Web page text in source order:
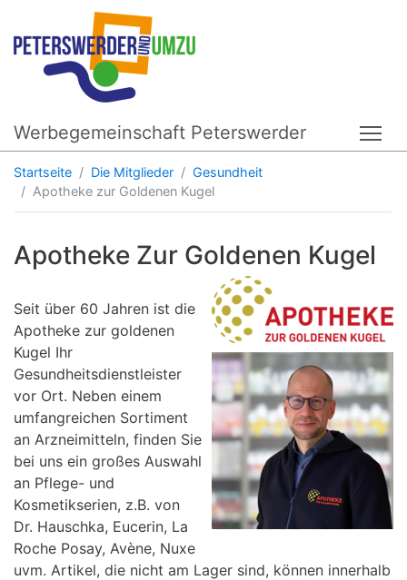
Werbegemeinschaft Peterswerder
Startseite Die Mitglieder
Gesundheit
Apotheke zur Goldenen Kugel
Apotheke Zur Goldenen Kugel
Seit über 60 Jahren ist die
Apotheke zur goldenen
Kugel Ihr
Gesundheitsdienstleister
vor Ort. Neben einem
umfangreichen Sortiment
an Arzneimitteln, finden Sie
bei uns ein großes Auswahl
an Pflege- und
Kosmetikserien, z.B. von
Dr. Hauschka, Eucerin, La
Roche Posay, Avène, Nuxe
uvm. Artikel, die nicht am Lager sind, können innerhalb